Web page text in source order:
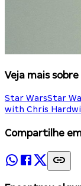
Veja mais sobre
Star WarsStar
with Chris
Compartilhe